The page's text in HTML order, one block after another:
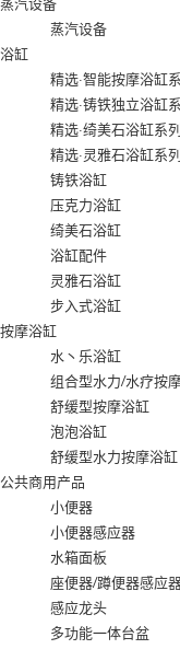
蒸汽设备
蒸汽设备
浴缸
精选·智能按摩浴缸
精选·铸铁独立浴缸
精选·绮美石浴缸系列
精选·灵雅石浴缸系列
铸铁浴缸
压克力浴缸
绮美石浴缸
浴缸配件
灵雅石浴缸
步入式浴缸
按摩浴缸
水丶乐浴缸
组合型水力/水疗按
舒缓型按摩浴缸
泡泡浴缸
舒缓型水力按摩浴缸
公共商用产品
小便器
小便器感应器
水箱面板
座便器/蹲便器感应
感应龙头
多功能一体台盆